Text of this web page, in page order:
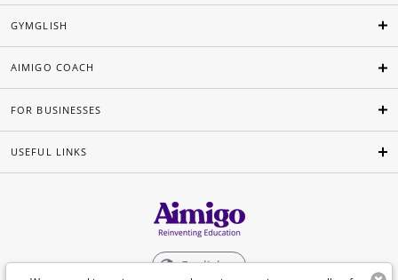
GYMGLISH
AIMIGO COACH
FOR BUSINESSES
USEFUL LINKS
English